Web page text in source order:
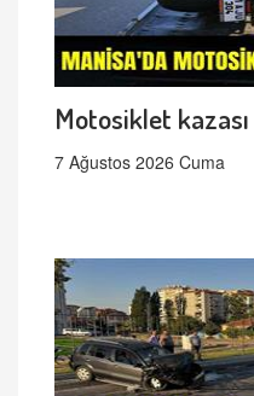
Motosiklet kazası
7 Ağustos 2026 Cuma